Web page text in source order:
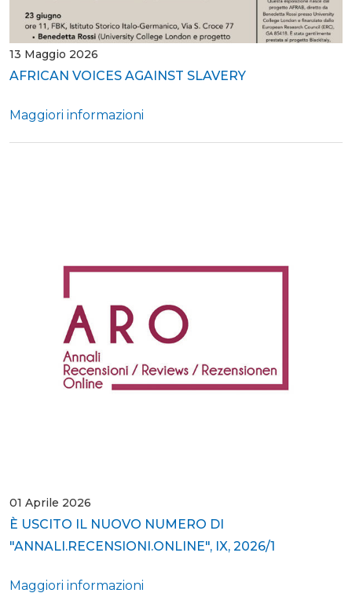
13 Maggio 2026
AFRICAN VOICES AGAINST SLAVERY
Maggiori informazioni
01 Aprile 2026
È USCITO IL NUOVO NUMERO DI
"ANNALI.RECENSIONI.ONLINE", IX, 2026/1
Maggiori informazioni